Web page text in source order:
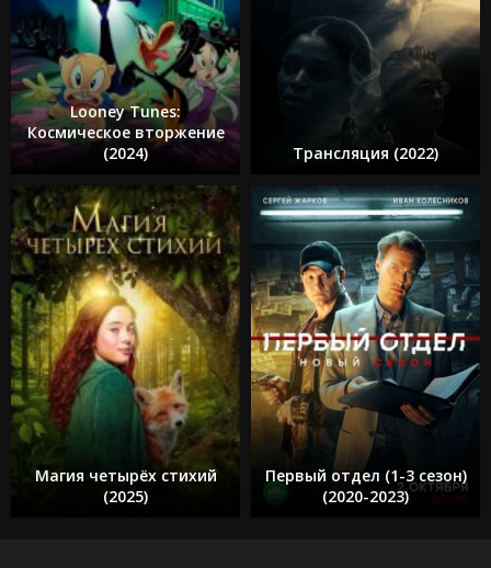
Looney Tunes:
Космическое вторжение
(2024)
Трансляция (2022)
Магия четырёх стихий
(2025)
Первый отдел (1-3 сезон)
(2020-2023)